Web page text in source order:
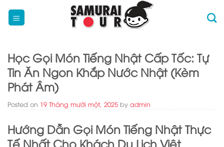
Học Gọi Món Tiếng Nhật Cấp Tốc: Tự
Tin Ăn Ngon Khắp Nước Nhật (Kèm
Phát Âm)
Posted on 19 Tháng mười một, 2025 by admin
Hướng Dẫn Gọi Món Tiếng Nhật Thực
Tế Nhất Cho Khách Du Lịch Việt